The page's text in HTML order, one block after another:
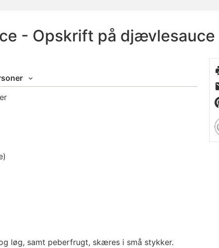
- Opskrift på djævlesauce
løg, samt peberfrugt, skæres i små stykker.